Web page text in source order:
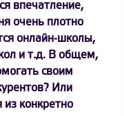
впечатление,
очень плотно
онлайн-школы,
и т.д. В общем,
своим
Или
из конкретно